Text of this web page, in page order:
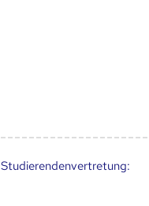
Studierendenvertretung: